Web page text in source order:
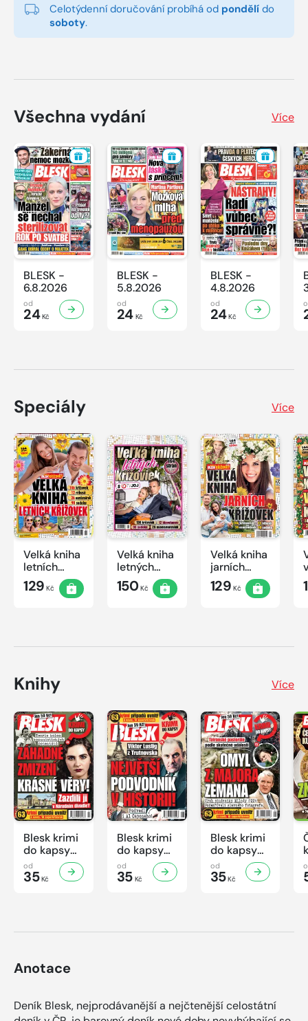
Celotýdenní doručování probíhá od pondělí do
soboty.
Všechna vydání Více
BLESK -
6.8.2026
od
24Kč
BLESK -
5.8.2026
od
24Kč
BLESK -
4.8.2026
od
24Kč
Speciály Více
Velká kniha
letních
křížovek
2026
129 Kč
Velká kniha
letných
krížoviek s
TV JOJ
150Kč
Velká kniha
jarních
křížovek
2026
129 Kč
Knihy Více
Blesk krimi
do kapsy
č.7/2026
od
35Kč
Blesk krimi
do kapsy
č.6/2026
od
35Kč
Blesk krimi
do kapsy
č.5/2026
od
35Kč
Anotace
Deník Blesk, nejprodávanější a nejčtenější celostátní